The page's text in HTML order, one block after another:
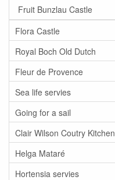
Fruit Bunzlau Castle
Flora Castle
Royal Boch Old Dutch
Fleur de Provence
Sea life servies
Going for a sail
Clair Wilson Coutry Kitchen
Helga Mataré
Hortensia servies